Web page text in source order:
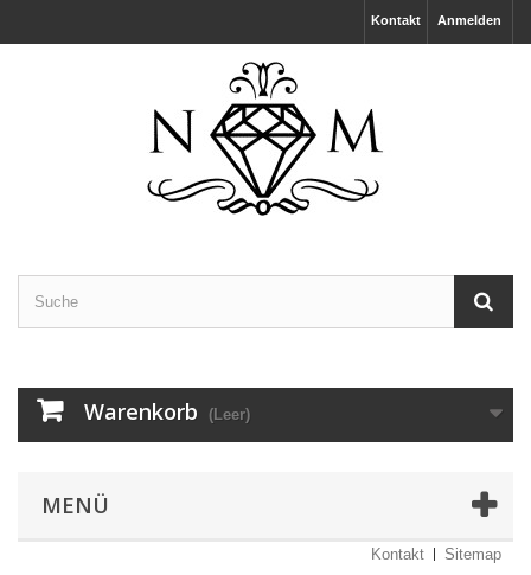
Anmelden
Kontakt
Warenkorb (Leer)
MENÜ
Kontakt Sitemap